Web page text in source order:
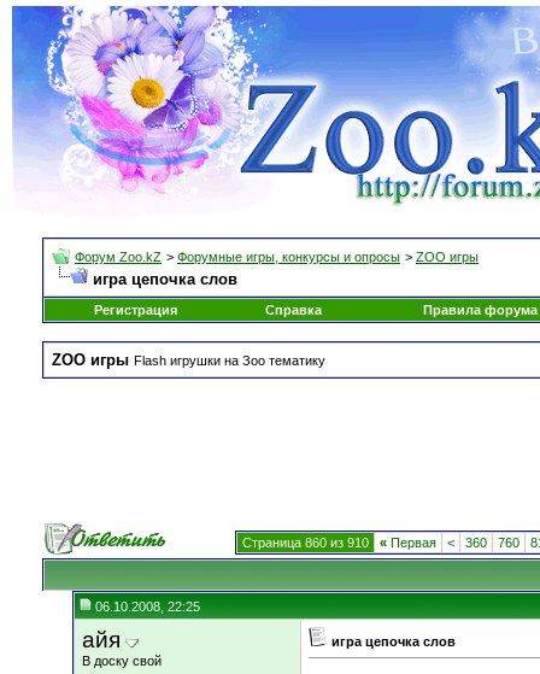
Форум Zoo.kZ > Форумные игры, конкурсы и опросы > ZOO игры
игра цепочка слов
Регистрация Справка Правила форума
ZOO игры Flash игрушки на Зоо тематику
Страница 860 из 910 « Первая < 360 760
06.10.2008, 22:25
айя
В доску свой
игра цепочка слов